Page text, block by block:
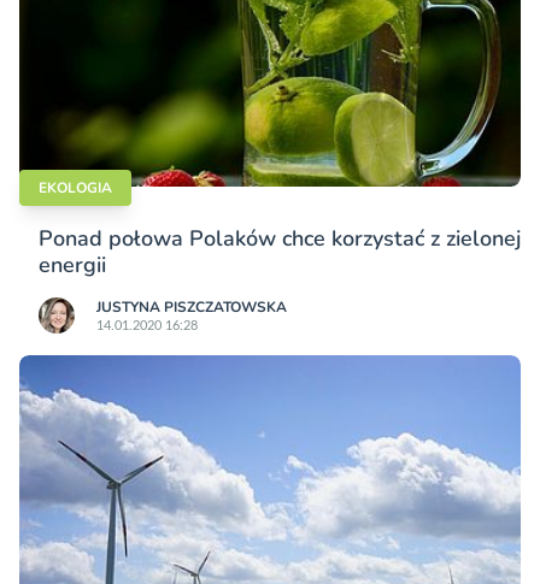
EKOLOGIA
Ponad połowa Polaków chce korzystać z zielonej
energii
JUSTYNA PISZCZATOWSKA
14.01.2020 16:28